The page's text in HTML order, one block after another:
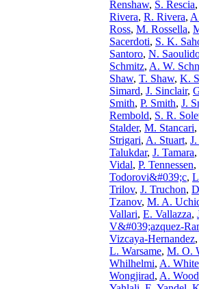
Renshaw, S. Rescia,
Rivera, R. Rivera,
Ross, M. Rossella,
Sacerdoti, S. K.
Santoro, N.
Schmitz, A. W.
Shaw, T. Shaw, K.
Simard, J. Sinclair,
Smith, P. Smith, J.
Rembold, S. R.
Stalder, M. Stancari,
Strigari, A. Stuart,
Talukdar, J. Tamara,
Vidal, P. Tennessen,
Todorovi&#039;c,
Trilov, J. Truchon,
Tzanov, M. A.
Vallari, E. Vallazza,
V&#039;azquez-
Vizcaya-Hernandez,
L. Warsame, M. O.
Whilhelmi, A. White
Wongjirad, A. Wood